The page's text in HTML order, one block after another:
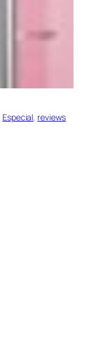
Especial, reviews